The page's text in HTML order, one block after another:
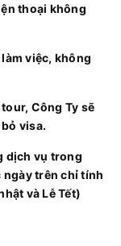
thoại không
việc, không
Công Ty sẽ
visa.
dịch vụ trong
ngày trên chỉ tính
và Lễ Tết)